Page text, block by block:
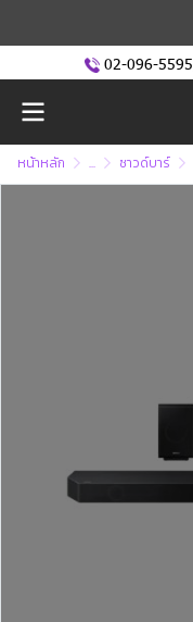
02-096-5595
หน้าหลัก ... ซาวด์บาร์